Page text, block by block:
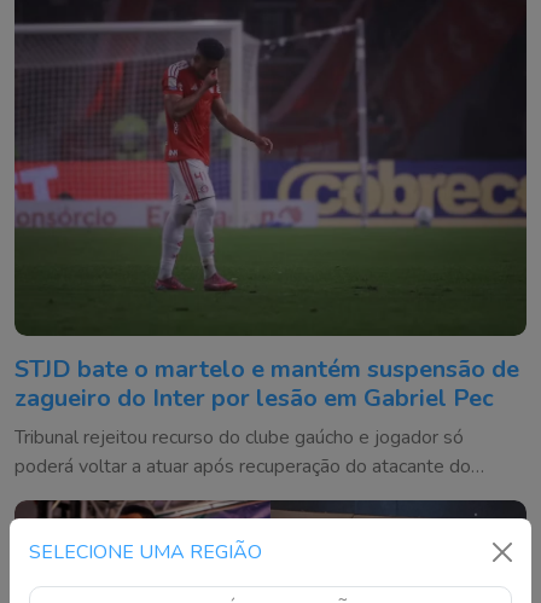
SELECIONE UMA REGIÃO
STJD bate o martelo e mantém suspensão de
zagueiro do Inter por lesão em Gabriel Pec
Tribunal rejeitou recurso do clube gaúcho e jogador só
poderá voltar a atuar após recuperação do atacante do
Cruzeiro ou em até 180 dias